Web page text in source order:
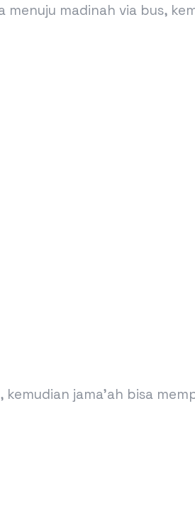
madinah via bus,
jama’ah bisa